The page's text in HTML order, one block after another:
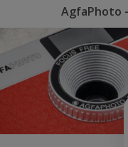
AgfaPhoto